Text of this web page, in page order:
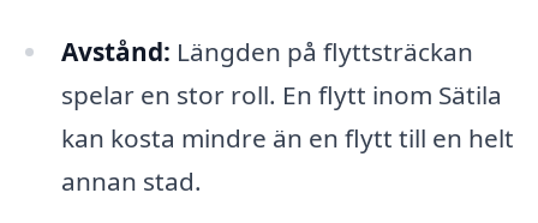
Avstånd: Längden på flyttsträckan
spelar en stor roll. En flytt inom Sätila
kan kosta mindre än en flytt till en helt
annan stad.